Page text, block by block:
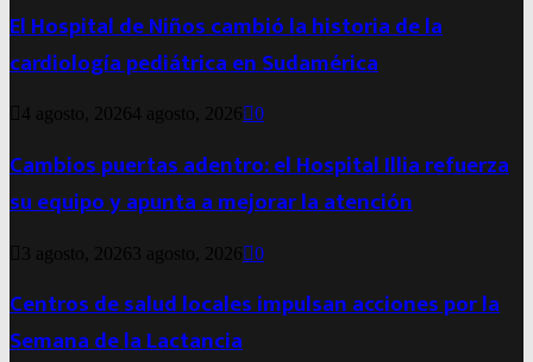
El Hospital de Niños cambió la historia de la
cardiología pediátrica en Sudamérica
4 agosto, 20264 agosto, 2026 0
Cambios puertas adentro: el Hospital Illia refuerza
su equipo y apunta a mejorar la atención
3 agosto, 2026 3 agosto, 2026 0
Centros de salud locales impulsan acciones por la
Semana de la Lactancia